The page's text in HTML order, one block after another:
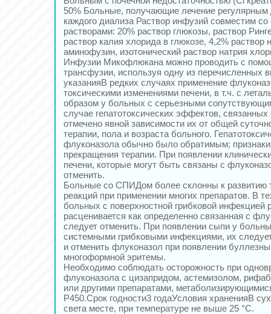
50% Больные, получающие лечение регулярным
каждого диализа Раствор инфузий совместим
растворами: 20% раствор глюкозы, раствор
раствор калия хлорида в глюкозе, 4,2% раствор
аминофузин, изотонический раствор натрия
Инфузии Микофлюкана можно проводить с
трансфузии, используя одну из
указанияВ редких случаях применение
токсическими изменениями печени, в т.ч. с
образом у больных с серьезными
случае гепатотоксических эффектов,
отмечено явной зависимости их от общей
терапии, пола и возраста больного.
флуконазола обычно было обратимым; признаки
прекращения терапии. При появлении
печени, которые могут быть связаны с
отменить.
Больные со СПИДом более склонны к развитию
реакций при применении многих препаратов. В
больных с поверхностной грибковой инфекцией
расценивается как определенно связанная с
следует отменить. При появлении сыпи у
системными грибковыми инфекциями, их
и отменить флуконазол при появлении
многоформной эритемы.
Необходимо соблюдать осторожность при
флуконазола с цизапридом, астемизолом,
или другими препаратами,
Р450.Срок годности3 годаУсловия храненияВ
света месте, при температуре не выше 25 °C.